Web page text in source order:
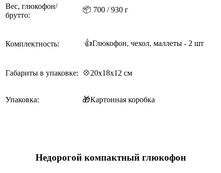
Вес, глюкофон/
брутто:
📦 700 / 930 г
Комплектность: 👍Глюкофон, чехол, маллеты - 2 шт
Габариты в упаковке: 💠20х18х12 см
Упаковка: 🎁Картонная коробка
Недорогой компактный глюкофон